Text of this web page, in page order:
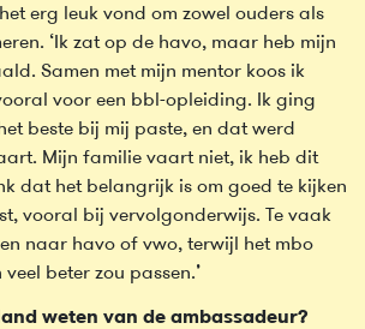
erg leuk vond om zowel ouders als
‘Ik zat op de havo, maar heb mijn
Samen met mijn mentor koos ik
voor een bbl-opleiding. Ik ging
beste bij mij paste, en dat werd
Mijn familie vaart niet, ik heb dit
dat het belangrijk is om goed te kijken
vooral bij vervolgonderwijs. Te vaak
naar havo of vwo, terwijl het mbo
beter zou passen.’
weten van de ambassadeur?